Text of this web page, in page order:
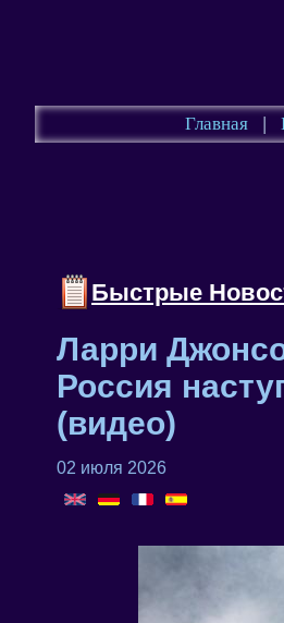
Главная |
Быстрые
Ларри
Россия
(видео)
02 июля 2026